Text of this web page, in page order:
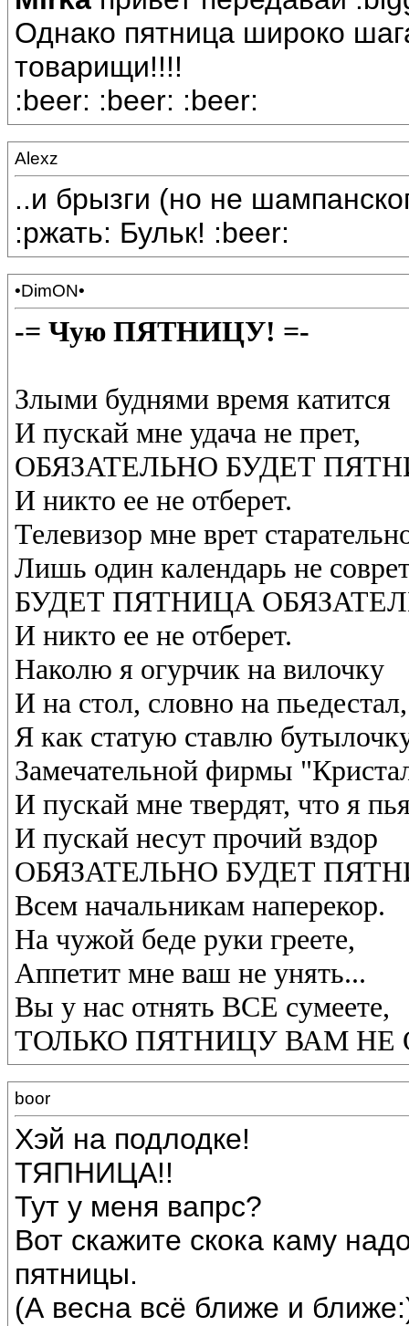
Однако пятница широко
товарищи!!!!
:beer: :beer: :beer:
Alexz
..и брызги (но не
:ржать: Бульк! :beer:
•DimON•
-= Чую ПЯТНИЦУ! =-
Злыми буднями время катится
И пускай мне удача не прет,
ОБЯЗАТЕЛЬНО БУДЕТ
И никто ее не отберет.
Телевизор мне врет
Лишь один календарь не
БУДЕТ ПЯТНИЦА
И никто ее не отберет.
Наколю я огурчик на вилочку
И на стол, словно на пьедестал,
Я как статую ставлю
Замечательной фирмы
И пускай мне твердят, что я
И пускай несут прочий вздор
ОБЯЗАТЕЛЬНО БУДЕТ
Всем начальникам наперекор.
На чужой беде руки греете,
Аппетит мне ваш не унять...
Вы у нас отнять ВСЕ сумеете,
ТОЛЬКО ПЯТНИЦУ ВАМ НЕ
boor
Хэй на подлодке!
ТЯПНИЦА!!
Тут у меня вапрс?
Вот скажите скока каму
пятницы.
(А весна всё ближе и